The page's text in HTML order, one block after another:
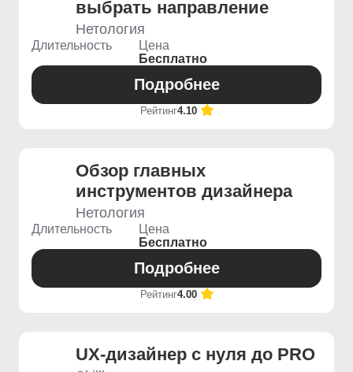
выбрать направление
Нетология
Длительность
Цена
Бесплатно
Подробнее
Рейтинг4.10
Обзор главных
инструментов дизайнера
Нетология
Длительность
Цена
Бесплатно
Подробнее
Рейтинг4.00
UX-дизайнер с нуля до PRO